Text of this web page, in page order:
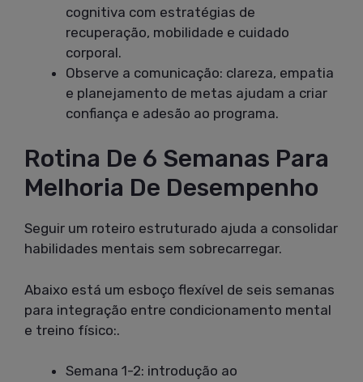
cognitiva com estratégias de
recuperação, mobilidade e cuidado
corporal.
Observe a comunicação: clareza, empatia
e planejamento de metas ajudam a criar
confiança e adesão ao programa.
Rotina De 6 Semanas Para
Melhoria De Desempenho
Seguir um roteiro estruturado ajuda a consolidar
habilidades mentais sem sobrecarregar.
Abaixo está um esboço flexível de seis semanas
para integração entre condicionamento mental
e treino físico:.
Semana 1-2: introdução ao